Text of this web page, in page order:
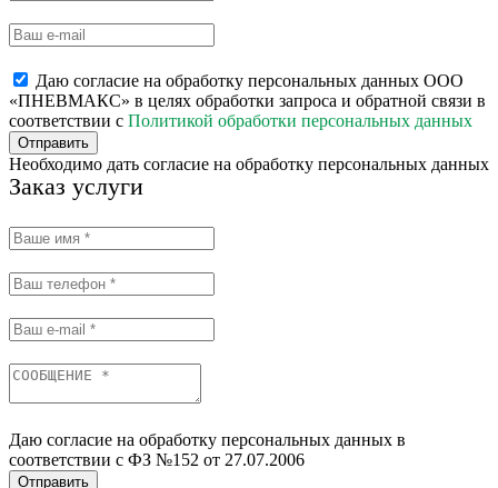
Даю согласие на обработку персональных данных ООО
«ПНЕВМАКС» в целях обработки запроса и обратной связи в
соответствии с Политикой обработки персональных данных
Отправить
Необходимо дать согласие на обработку персональных данных
Заказ услуги
Даю согласие на обработку персональных данных в
соответствии с ФЗ №152 от 27.07.2006
Отправить